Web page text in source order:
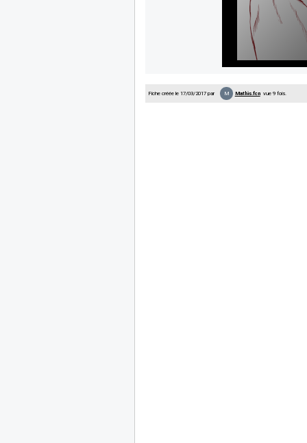
Fiche créée le 17/03/2017 par M Mathis.fcnvue 9 fois.